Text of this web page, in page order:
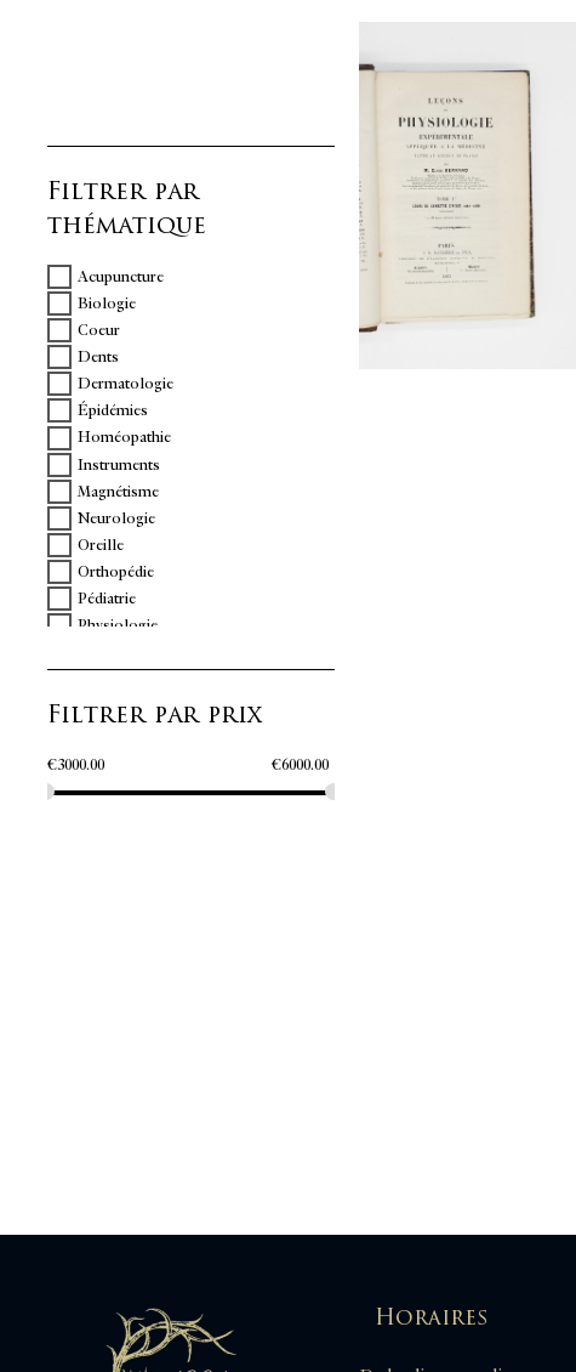
Filtrer par
thématique
Acupuncture
Biologie
Coeur
Dents
Dermatologie
Épidémies
Homéopathie
Instruments
Magnétisme
Neurologie
Oreille
Orthopédie
Pédiatrie
Physiologie
Reins
Thermalisme
Filtrer par prix
€3000.00 €6000.00
Horaires